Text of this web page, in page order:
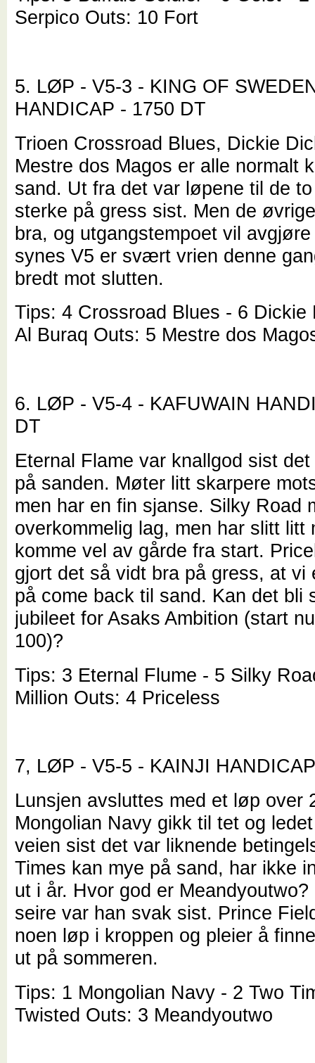
Serpico Outs: 10 Fort
5. LØP - V5-3 - KING OF
HANDICAP - 1750 DT
Trioen Crossroad Blues, Dickie
Mestre dos Magos er alle normalt
sand. Ut fra det var løpene til de
sterke på gress sist. Men de
bra, og utgangstempoet vil
synes V5 er svært vrien denne
bredt mot slutten.
Tips: 4 Crossroad Blues - 6 Dickie
Al Buraq Outs: 5 Mestre dos
6. LØP - V5-4 - KAFUWAIN
DT
Eternal Flame var knallgod sist
på sanden. Møter litt skarpere
men har en fin sjanse. Silky Road
overkommelig lag, men har slitt litt
komme vel av gårde fra start.
gjort det så vidt bra på gress, at vi
på come back til sand. Kan det bli
jubileet for Asaks Ambition (start
100)?
Tips: 3 Eternal Flume - 5 Silky
Million Outs: 4 Priceless
7, LØP - V5-5 - KAINJI
Lunsjen avsluttes med et løp over
Mongolian Navy gikk til tet og
veien sist det var liknende
Times kan mye på sand, har ikke
ut i år. Hvor god er
seire var han svak sist. Prince
noen løp i kroppen og pleier å
ut på sommeren.
Tips: 1 Mongolian Navy - 2 Two
Twisted Outs: 3 Meandyoutwo